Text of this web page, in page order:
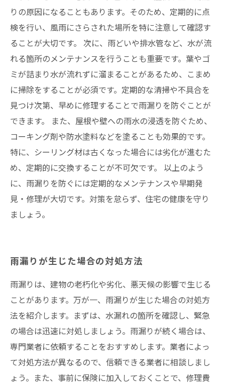
りの原因になることもあります。そのため、定期的に点
検を行い、風雨にさらされた場所を特に注意して確認す
ることが大切です。 次に、雨どいや排水管など、水が流
れる箇所のメンテナンスを行うことも重要です。葉やゴ
ミが詰まり水が流れずに溜まることがあるため、こまめ
に掃除をすることが必須です。定期的な清掃や不具合を
見つけ次第、早めに修理することで雨漏りを防ぐことが
できます。 また、屋根や壁への雨水の浸透を防ぐため、
コーキング剤や防水塗料などを塗ることも効果的です。
特に、シーリング材は古くなった場合には劣化が進むた
め、定期的に交換することが不可欠です。 以上のよう
に、雨漏りを防ぐには定期的なメンテナンスや早期発
見・修理が大切です。対策を怠らず、住宅の健康を守り
ましょう。
雨漏りが生じた場合の対処方法
雨漏りは、建物の老朽化や劣化、悪天候の影響で生じる
ことがあります。万が一、雨漏りが生じた場合の対処方
法を紹介します。まずは、水漏れの箇所を確認し、緊急
の場合は迅速に対処しましょう。雨漏りが続く場合は、
専門業者に依頼することをおすすめします。業者によっ
て対処方法が異なるので、信頼できる業者に相談しまし
ょう。また、事前に保険に加入しておくことで、修理費